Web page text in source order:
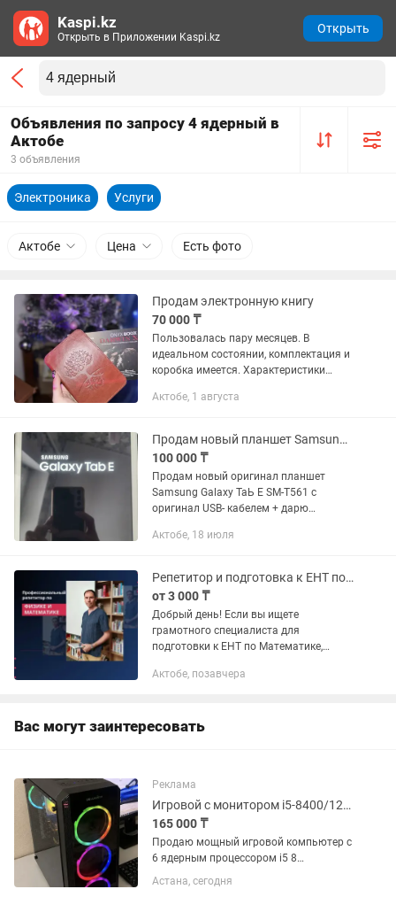
Объявления по запросу 4 ядерный в
Актобе
3 объявления
Электроника Услуги
Актобе Цена Есть фото
Продам электронную книгу
70 000 ₸
Пользовалась пару месяцев. В
идеальном состоянии, комплектация и
коробка имеется. Характеристики
дисплей E Ink Carta Plus с
Глаза не...
Актобе, 1 августа
Продам новый планшет Samsung Galaxy ТаЬ Е SM-T561
100 000 ₸
Продам новый оригинал планшет
Samsung Galaxy ТаЬ Е SM-T561 с
оригинал USB- кабелем + дарю
Планшет подходит для повседневных
видео,...
Актобе, 18 июля
Репетитор и подготовка к ЕНТ по математике и физике
от 3 000 ₸
Добрый день! Если вы ищете
грамотного специалиста для
подготовки к ЕНТ по Математике,
грамотности, который точно знает всю
Актобе, позавчера
Вас могут заинтересовать
Реклама
Игровой с монитором i5-8400/12Gb/RX580 8GB/SSD
165 000 ₸
Продаю мощный игровой компьютер с
6 ядерным процессором i5 8
поколения, полностью обслужен,
работает тихо и стабильно. Комплект с
Астана, сегодня
Kaspi.kz
Открыть в Приложении Kaspi.kz
Открыть